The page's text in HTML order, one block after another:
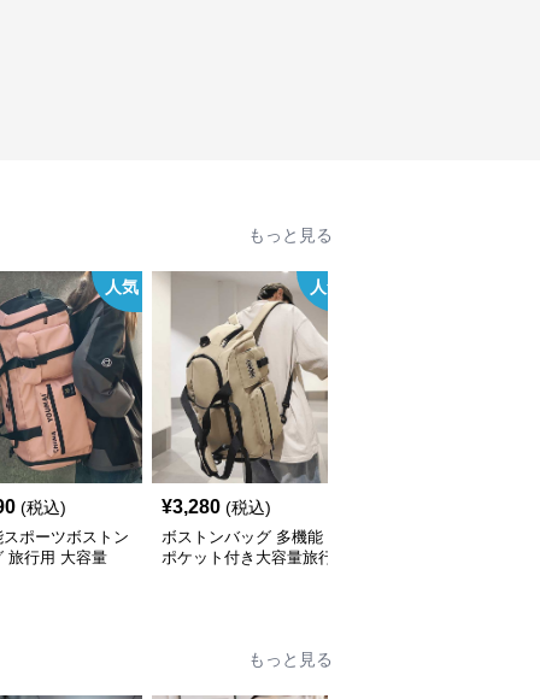
もっと見る
人気
(税込)
スポーツボストン
旅行用 大容量
人気
¥3,280 (税込)
ボストンバッグ 多機能
ポケット付き大容量旅行
もっと見る